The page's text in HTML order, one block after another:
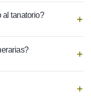
al tanatorio?